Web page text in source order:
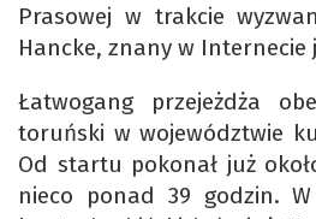
Prasowej w trakcie
Hancke, znany w Internecie
Łatwogang przejeżdża
toruński w województwie
Od startu pokonał już
nieco ponad 39 godzin.